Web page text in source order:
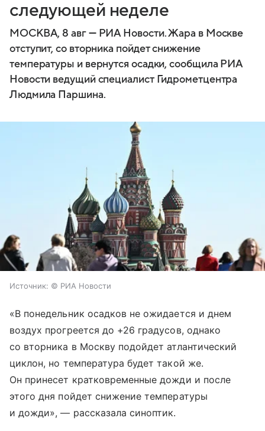
следующей неделе
МОСКВА, 8 авг — РИА Новости. Жара в Москве
отступит, со вторника пойдет снижение
температуры и вернутся осадки, сообщила РИА
Новости ведущий специалист Гидрометцентра
Людмила Паршина.
Источник: © РИА Новости
«В понедельник осадков не ожидается и днем
воздух прогреется до +26 градусов, однако
со вторника в Москву подойдет атлантический
циклон, но температура будет такой же.
Он принесет кратковременные дожди и после
этого дня пойдет снижение температуры
и дожди», — рассказала синоптик.